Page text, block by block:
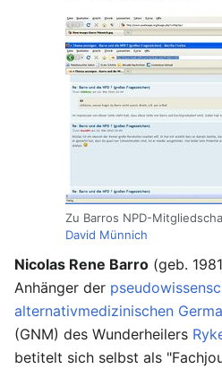
Zu Barros NPD-
David Münnich
Nicolas Rene Barro (geb.
Anhänger der
alternativmedizinischen
(GNM) des Wunderheilers
betitelt sich selbst als